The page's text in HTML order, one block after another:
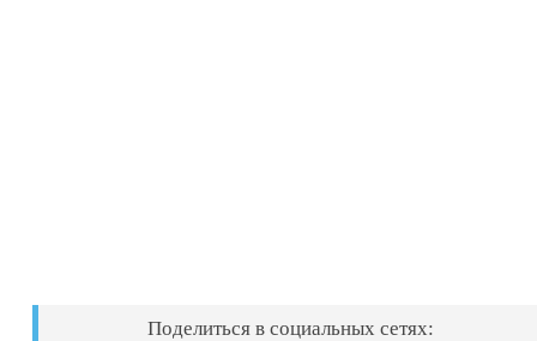
Поделиться в социальных сетях: